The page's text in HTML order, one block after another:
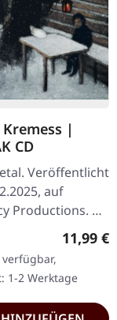
Kremess |
CD
Veröffentlicht
auf
Productions. CD
mit einem 16-
Booklet. Das
von Gràb,…
11,99 €
1-2 Werktage